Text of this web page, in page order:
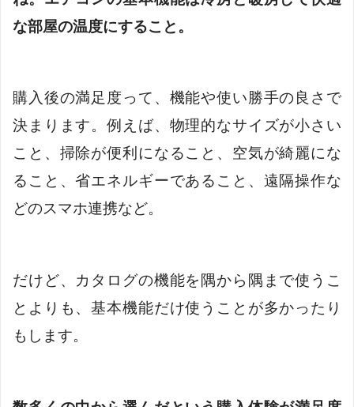
な部屋の温度にすること。
購入後の満足度って、機能や使い勝手の良さで
決まります。例えば、物理的なサイズが小さい
こと、掃除が便利になること、空気が綺麗にな
ること、省エネルギーであること、遠隔操作な
どのスマホ連携など。
だけど、カタログの機能を隅から隅まで使うこ
とよりも、基本機能だけ使うことが多かったり
もします。